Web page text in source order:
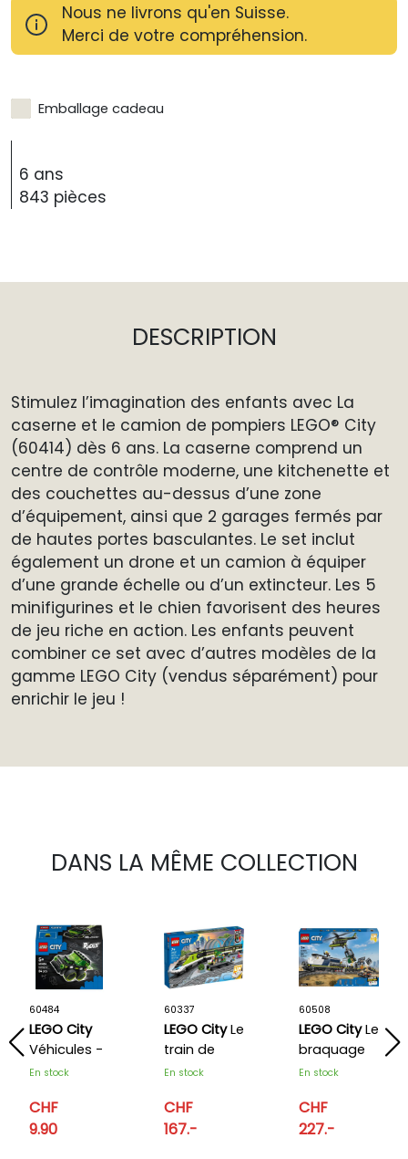
Nous ne livrons qu'en Suisse.
Merci de votre compréhension.
Emballage cadeau
6 ans
843 pièces
DESCRIPTION
Stimulez l’imagination des enfants avec La
caserne et le camion de pompiers LEGO® City
(60414) dès 6 ans. La caserne comprend un
centre de contrôle moderne, une kitchenette et
des couchettes au-dessus d’une zone
d’équipement, ainsi que 2 garages fermés par
de hautes portes basculantes. Le set inclut
également un drone et un camion à équiper
d’une grande échelle ou d’un extincteur. Les 5
minifigurines et le chien favorisent des heures
de jeu riche en action. Les enfants peuvent
combiner ce set avec d’autres modèles de la
gamme LEGO City (vendus séparément) pour
enrichir le jeu !
DANS LA MÊME COLLECTION
60484
LEGO City
Véhicules -
La voiture
de jeu vidéo
En stock
CHF
9.90
60337
LEGO CityLe
train de
voyageurs
En stock
CHF
167.-
60508
LEGO CityLe
braquage
du train de
En stock
CHF
227.-